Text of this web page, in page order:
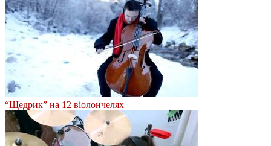
“Щедрик” на 12 віолончелях